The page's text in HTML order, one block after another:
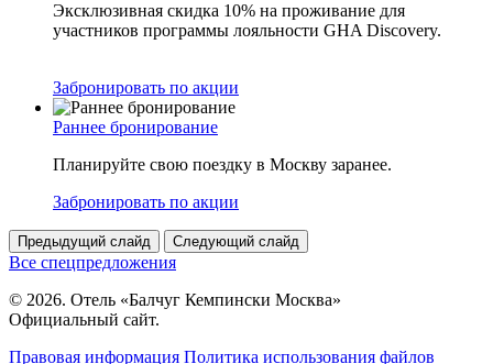
Эксклюзивная скидка 10% на проживание для
участников программы лояльности GHA Discovery.
Забронировать по акции
Раннее бронирование
Планируйте свою поездку в Москву заранее.
Забронировать по акции
Предыдущий слайд Следующий слайд
Все спецпредложения
© 2026. Отель «Балчуг Кемпински Москва»
Официальный сайт.
Правовая информация Политика использования файлов